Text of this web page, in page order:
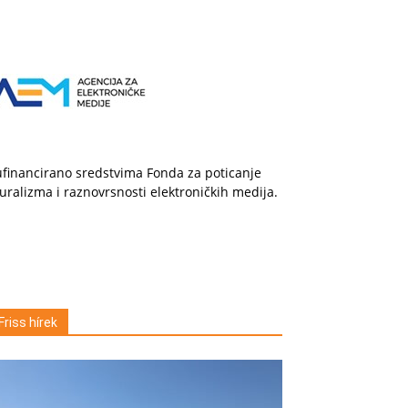
sredstvima Fonda za poticanje
i raznovrsnosti elektroničkih medija.
Friss hírek